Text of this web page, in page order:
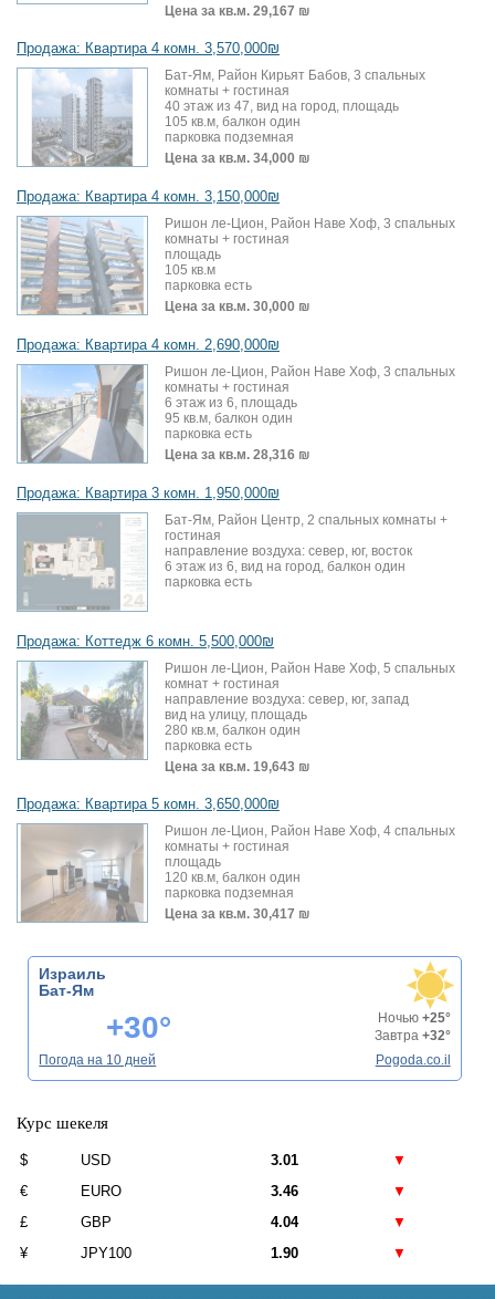
Цена за кв.м. 29,167 ₪
Продажа: Квартира 4 комн. 3,570,000₪
Бат-Ям, Район Кирьят Бабов, 3 спальных
комнаты + гостиная
40 этаж из 47, вид на город, площадь
105 кв.м, балкон один
парковка подземная
Цена за кв.м. 34,000 ₪
Продажа: Квартира 4 комн. 3,150,000₪
Ришон ле-Цион, Район Наве Хоф, 3 спальных
комнаты + гостиная
площадь
105 кв.м
парковка есть
Цена за кв.м. 30,000 ₪
Продажа: Квартира 4 комн. 2,690,000₪
Ришон ле-Цион, Район Наве Хоф, 3 спальных
комнаты + гостиная
6 этаж из 6, площадь
95 кв.м, балкон один
парковка есть
Цена за кв.м. 28,316 ₪
Продажа: Квартира 3 комн. 1,950,000₪
Бат-Ям, Район Центр, 2 спальных комнаты +
гостиная
направление воздуха: север, юг, восток
6 этаж из 6, вид на город, балкон один
парковка есть
Продажа: Коттедж 6 комн. 5,500,000₪
Ришон ле-Цион, Район Наве Хоф, 5 спальных
комнат + гостиная
направление воздуха: север, юг, запад
вид на улицу, площадь
280 кв.м, балкон один
парковка есть
Цена за кв.м. 19,643 ₪
Продажа: Квартира 5 комн. 3,650,000₪
Ришон ле-Цион, Район Наве Хоф, 4 спальных
комнаты + гостиная
площадь
120 кв.м, балкон один
парковка подземная
Цена за кв.м. 30,417 ₪
Израиль
Бат-Ям
+30° Ночью +25°
Завтра +32°
Погода на 10 дней
Pogoda.co.il
Курс шекеля
$ USD 3.01
▼
€
EURO 3.46
▼
£
GBP 4.04
▼
¥
JPY100 1.90 ▼